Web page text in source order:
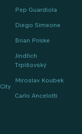
Pep Guardiola
Diego Simeone
Brian Priske
Jindřich
Trpišovský
Miroslav Koubek
Carlo Ancelotti